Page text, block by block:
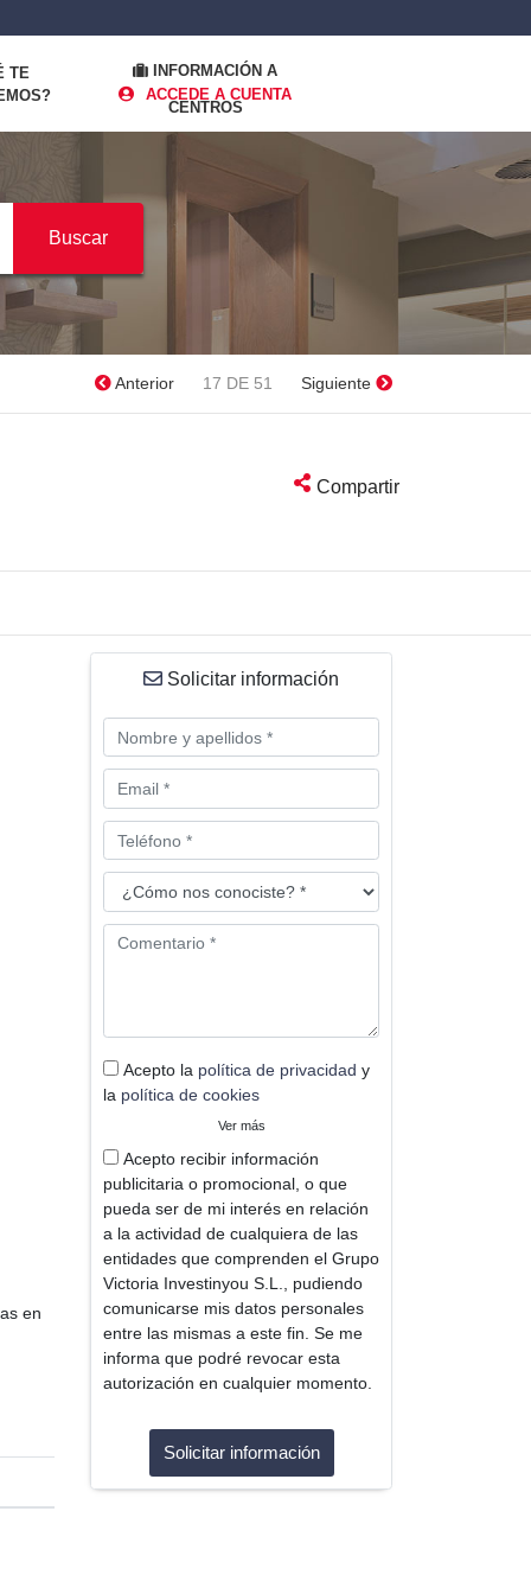
TE
INFORMACIÓN A
CENTROS
ACCEDE A CUENTA
Anterior 17 DE 51 Siguiente
Compartir
en
Solicitar información
Acepto la política de privacidad y
la política de cookies
Ver más
Acepto recibir información
publicitaria o promocional, o que
pueda ser de mi interés en relación
a la actividad de cualquiera de las
entidades que comprenden el Grupo
Victoria Investinyou S.L., pudiendo
comunicarse mis datos personales
entre las mismas a este fin. Se me
informa que podré revocar esta
autorización en cualquier momento.